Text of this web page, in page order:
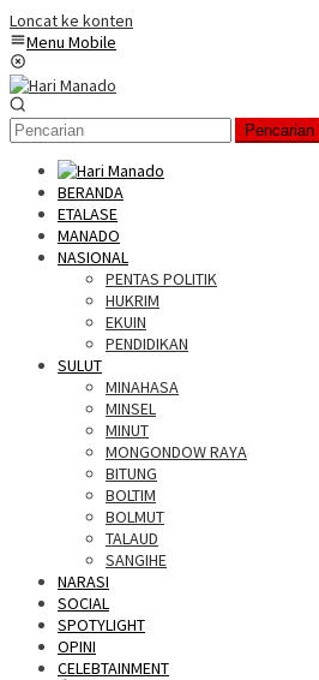
Loncat ke konten
Menu Mobile
Pencarian
BERANDA
ETALASE
MANADO
NASIONAL
PENTAS POLITIK
HUKRIM
EKUIN
PENDIDIKAN
SULUT
MINAHASA
MINSEL
MINUT
MONGONDOW RAYA
BITUNG
BOLTIM
BOLMUT
TALAUD
SANGIHE
NARASI
SOCIAL
SPOTYLIGHT
OPINI
CELEBTAINMENT